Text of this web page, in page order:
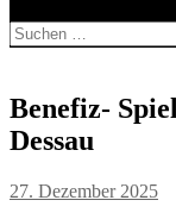
Suchen
nach:
Benefiz-
Dessau
27. Dezember 2025